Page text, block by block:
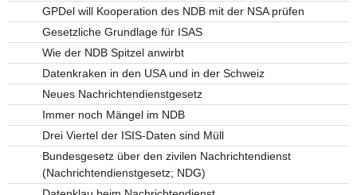
GPDel will Kooperation des NDB mit der NSA prüfen
Gesetzliche Grundlage für ISAS
Wie der NDB Spitzel anwirbt
Datenkraken in den USA und in der Schweiz
Neues Nachrichtendienstgesetz
Immer noch Mängel im NDB
Drei Viertel der ISIS-Daten sind Müll
Bundesgesetz über den zivilen Nachrichtendienst
(Nachrichtendienstgesetz; NDG)